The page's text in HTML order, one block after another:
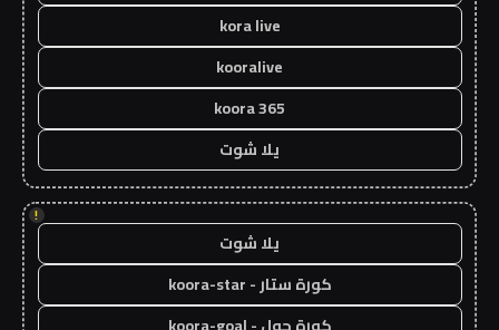
kora live
kooralive
koora 365
يلا شوت
!
يلا شوت
كورة ستار - koora-star